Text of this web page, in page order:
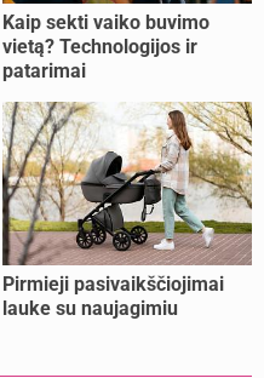
Kaip sekti vaiko buvimo
vietą? Technologijos ir
patarimai
Pirmieji pasivaikščiojimai
lauke su naujagimiu